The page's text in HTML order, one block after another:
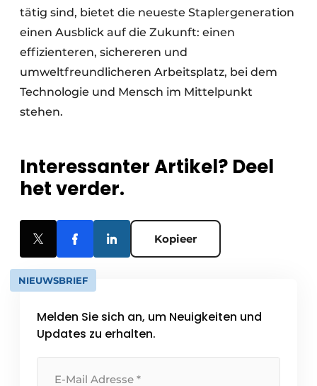
tätig sind, bietet die neueste Staplergeneration
einen Ausblick auf die Zukunft: einen
effizienteren, sichereren und
umweltfreundlicheren Arbeitsplatz, bei dem
Technologie und Mensch im Mittelpunkt
stehen.
Interessanter Artikel? Deel
het verder.
Kopieer
NIEUWSBRIEF
Melden Sie sich an, um Neuigkeiten und
Updates zu erhalten.